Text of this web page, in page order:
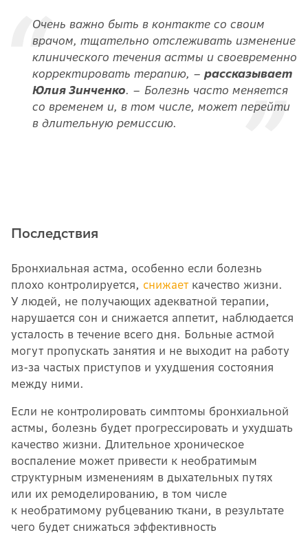
Очень важно быть в контакте со своим
врачом, тщательно отслеживать изменение
клинического течения астмы и своевременно
корректировать терапию, – рассказывает
Юлия Зинченко. – Болезнь часто меняется
со временем и, в том числе, может перейти
в длительную ремиссию.
Последствия
Бронхиальная астма, особенно если болезнь
плохо контролируется, снижает качество жизни.
У людей, не получающих адекватной терапии,
нарушается сон и снижается аппетит, наблюдается
усталость в течение всего дня. Больные астмой
могут пропускать занятия и не выходит на работу
из-за частых приступов и ухудшения состояния
между ними.
Если не контролировать симптомы бронхиальной
астмы, болезнь будет прогрессировать и ухудшать
качество жизни. Длительное хроническое
воспаление может привести к необратимым
структурным изменениям в дыхательных путях
или их ремоделированию, в том числе
к необратимому рубцеванию ткани, в результате
чего будет снижаться эффективность